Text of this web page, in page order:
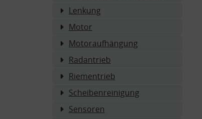
Lenkung
Motor
Motoraufhängung
Radantrieb
Riementrieb
Scheibenreinigung
Sensoren